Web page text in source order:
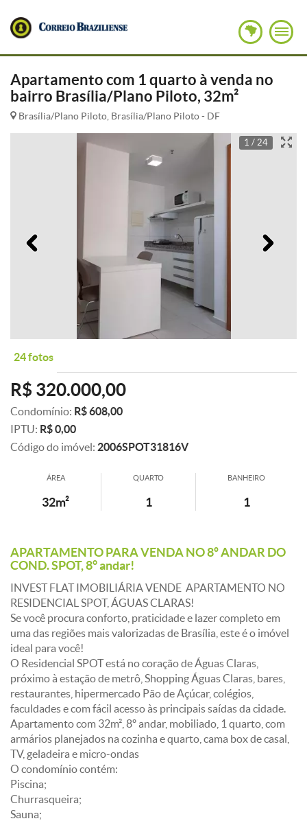
Apartamento com 1 quarto à venda no
bairro Brasília/Plano Piloto, 32m²
Brasília/Plano Piloto, Brasília/Plano Piloto - DF
1 / 24
24 fotos
R$ 320.000,00
Condomínio: R$ 608,00
IPTU: R$ 0,00
Código do imóvel: 2006SPOT31816V
ÁREA
32m²
QUARTO
1
BANHEIRO
1
APARTAMENTO PARA VENDA NO 8º ANDAR DO
COND. SPOT, 8° andar!
INVEST FLAT IMOBILIÁRIA VENDE  APARTAMENTO NO
RESIDENCIAL SPOT, ÁGUAS CLARAS!
Se você procura conforto, praticidade e lazer completo em
uma das regiões mais valorizadas de Brasília, este é o imóvel
ideal para você!
O Residencial SPOT está no coração de Águas Claras,
próximo à estação de metrô, Shopping Águas Claras, bares,
restaurantes, hipermercado Pão de Açúcar, colégios,
faculdades e com fácil acesso às principais saídas da cidade.
Apartamento com 32m², 8º andar, mobiliado, 1 quarto, com
armários planejados na cozinha e quarto, cama box de casal,
TV, geladeira e micro-ondas
O condomínio contém:
Piscina;
Churrasqueira;
Sauna;